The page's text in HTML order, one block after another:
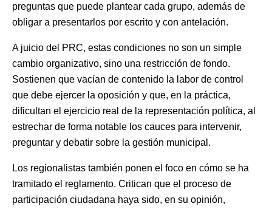
preguntas que puede plantear cada grupo, además de
obligar a presentarlos por escrito y con antelación.
A juicio del PRC, estas condiciones no son un simple
cambio organizativo, sino una restricción de fondo.
Sostienen que vacían de contenido la labor de control
que debe ejercer la oposición y que, en la práctica,
dificultan el ejercicio real de la representación política, al
estrechar de forma notable los cauces para intervenir,
preguntar y debatir sobre la gestión municipal.
Los regionalistas también ponen el foco en cómo se ha
tramitado el reglamento. Critican que el proceso de
participación ciudadana haya sido, en su opinión,